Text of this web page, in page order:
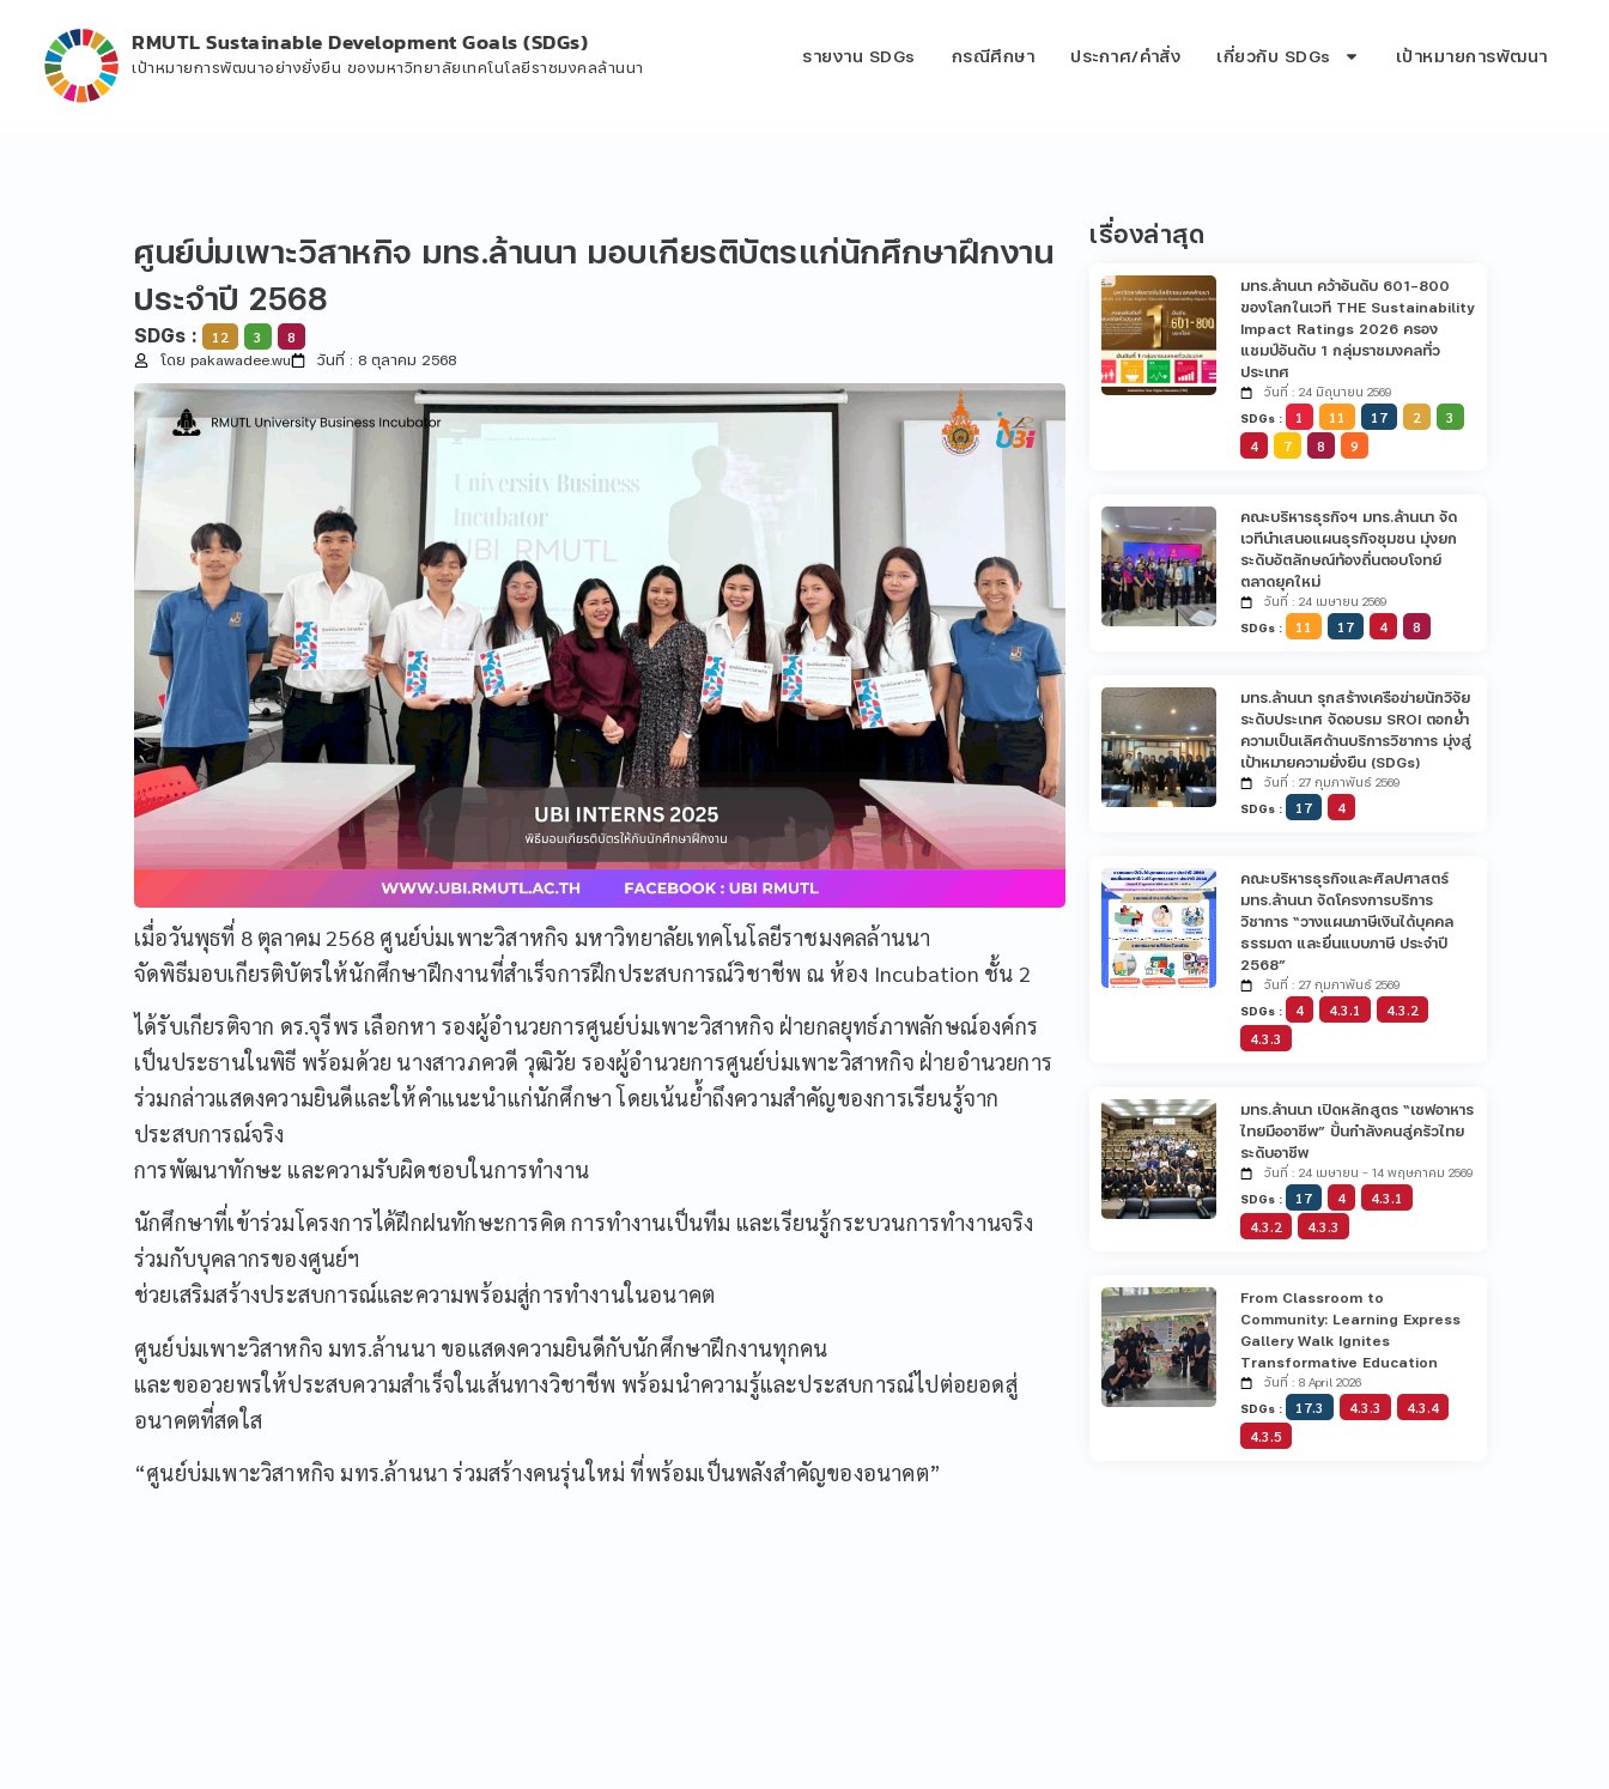
RMUTL Sustainable Development Goals (SDGs)
เป้าหมายการพัฒนาอย่างยั่งยืน ของมหาวิทยาลัยเทคโนโลยีราชมงคลล้านนา
รายงาน SDGs กรณีศึกษา ประกาศ/คำสั่ง เกี่ยวกับ SDGs เป้าหมายการพัฒนา
ศูนย์บ่มเพาะวิสาหกิจ มทร.ล้านนา มอบเกียรติบัตรแก่นักศึกษาฝึกงาน
ประจำปี 2568
SDGs : 12 3 8
โดย pakawadee.wu วันที่ : 8 ตุลาคม 2568
เมื่อวันพุธที่ 8 ตุลาคม 2568 ศูนย์บ่มเพาะวิสาหกิจ มหาวิทยาลัยเทคโนโลยีราชมงคลล้านนา
จัดพิธีมอบเกียรติบัตรให้นักศึกษาฝึกงานที่สำเร็จการฝึกประสบการณ์วิชาชีพ ณ ห้อง Incubation ชั้น 2
ได้รับเกียรติจาก ดร.จุรีพร เลือกหา รองผู้อำนวยการศูนย์บ่มเพาะวิสาหกิจ ฝ่ายกลยุทธ์ภาพลักษณ์องค์กร
เป็นประธานในพิธี พร้อมด้วย นางสาวภควดี วุฒิวัย รองผู้อำนวยการศูนย์บ่มเพาะวิสาหกิจ ฝ่ายอำนวยการ
ร่วมกล่าวแสดงความยินดีและให้คำแนะนำแก่นักศึกษา โดยเน้นย้ำถึงความสำคัญของการเรียนรู้จาก
ประสบการณ์จริง
การพัฒนาทักษะ และความรับผิดชอบในการทำงาน
นักศึกษาที่เข้าร่วมโครงการได้ฝึกฝนทักษะการคิด การทำงานเป็นทีม และเรียนรู้กระบวนการทำงานจริง
ร่วมกับบุคลากรของศูนย์ฯ
ช่วยเสริมสร้างประสบการณ์และความพร้อมสู่การทำงานในอนาคต
ศูนย์บ่มเพาะวิสาหกิจ มทร.ล้านนา ขอแสดงความยินดีกับนักศึกษาฝึกงานทุกคน
และขออวยพรให้ประสบความสำเร็จในเส้นทางวิชาชีพ พร้อมนำความรู้และประสบการณ์ไปต่อยอดสู่
อนาคตที่สดใส
“ศูนย์บ่มเพาะวิสาหกิจ มทร.ล้านนา ร่วมสร้างคนรุ่นใหม่ ที่พร้อมเป็นพลังสำคัญของอนาคต”
เรื่องล่าสุด
มทร.ล้านนา คว้าอันดับ 601-800
ของโลกในเวที THE Sustainability
Impact Ratings 2026 ครอง
แชมป์อันดับ 1 กลุ่มราชมงคลทั่ว
ประเทศ
วันที่ : 24 มิถุนายน 2569
SDGs :
1 11 17 2
3
4
7 8 9
คณะบริหารธุรกิจฯ มทร.ล้านนา จัด
เวทีนำเสนอแผนธุรกิจชุมชน มุ่งยก
ระดับอัตลักษณ์ท้องถิ่นตอบโจทย์
ตลาดยุคใหม่
วันที่ : 24 เมษายน 2569
SDGs :
11 17 4 8
มทร.ล้านนา รุกสร้างเครือข่ายนักวิจัย
ระดับประเทศ จัดอบรม SROI ตอกย้ำ
ความเป็นเลิศด้านบริการวิชาการ มุ่งสู่
เป้าหมายความยั่งยืน (SDGs)
วันที่ : 27 กุมภาพันธ์ 2569
SDGs :
17 4
คณะบริหารธุรกิจและศิลปศาสตร์
มทร.ล้านนา จัดโครงการบริการ
วิชาการ “วางแผนภาษีเงินได้บุคคล
ธรรมดา และยื่นแบบภาษี ประจำปี
2568”
วันที่ : 27 กุมภาพันธ์ 2569
SDGs :
4 4.3.1
4.3.2
4.3.3
มทร.ล้านนา เปิดหลักสูตร “เชฟอาหาร
ไทยมืออาชีพ” ปั้นกำลังคนสู่ครัวไทย
ระดับอาชีพ
วันที่ : 24 เมษายน - 14 พฤษภาคม 2569
SDGs :
17 4
4.3.1
4.3.2
4.3.3
From Classroom to
Community: Learning Express
Gallery Walk Ignites
Transformative Education
วันที่ : 8 April 2026
SDGs :
17.3 4.3.3
4.3.4
4.3.5